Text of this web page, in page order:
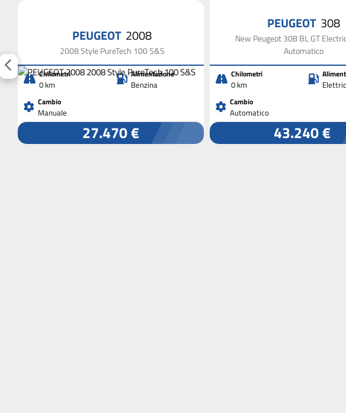
PEUGEOT 2008
2008 Style PureTech 100 S&S
Chilometri
0 km
Alimentazione
Benzina
Cambio
Manuale
27.470 €
PEUGEOT 308
New Peugeot 308 BL GT
Automatico
Chilometri
0 km
Cambio
Automatico
43.240 €